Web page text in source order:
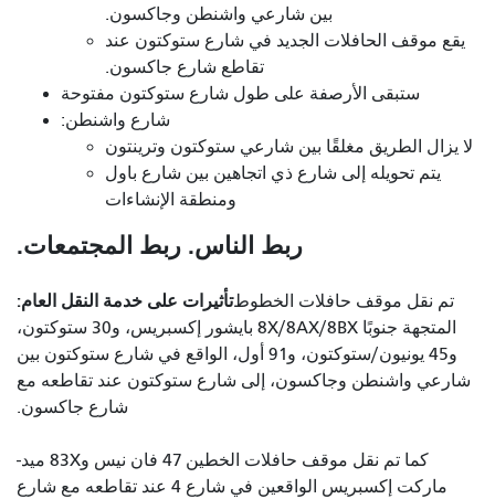
بين شارعي واشنطن وجاكسون.
يقع موقف الحافلات الجديد في شارع ستوكتون عند
تقاطع شارع جاكسون.
ستبقى الأرصفة على طول شارع ستوكتون مفتوحة
شارع واشنطن:
لا يزال الطريق مغلقًا بين شارعي ستوكتون وترينتون
يتم تحويله إلى شارع ذي اتجاهين بين شارع باول
ومنطقة الإنشاءات
ربط الناس. ربط المجتمعات.
تأثيرات على خدمة النقل العام:تم نقل موقف حافلات الخطوط
المتجهة جنوبًا 8X/8AX/8BX بايشور إكسبريس، و30 ستوكتون،
و45 يونيون/ستوكتون، و91 أول، الواقع في شارع ستوكتون بين
شارعي واشنطن وجاكسون، إلى شارع ستوكتون عند تقاطعه مع
شارع جاكسون.
كما تم نقل موقف حافلات الخطين 47 فان نيس و83X ميد-
ماركت إكسبريس الواقعين في شارع 4 عند تقاطعه مع شارع